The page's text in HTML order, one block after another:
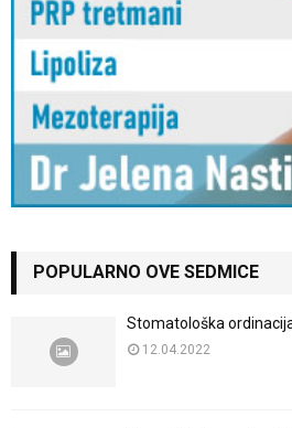
POPULARNO OVE SEDMICE
Stomatološka
12.04.2022